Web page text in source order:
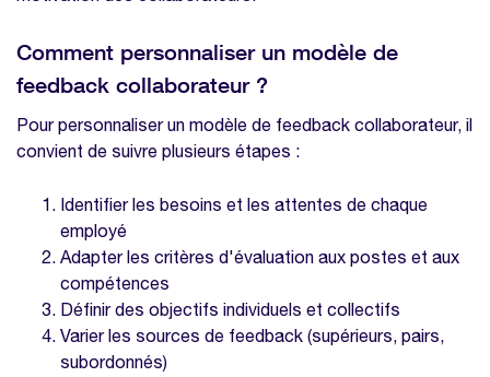
Comment personnaliser un modèle de
feedback collaborateur ?
Pour personnaliser un modèle de feedback collaborateur, il
convient de suivre plusieurs étapes :
Identifier les besoins et les attentes de chaque
employé
Adapter les critères d'évaluation aux postes et aux
compétences
Définir des objectifs individuels et collectifs
Varier les sources de feedback (supérieurs, pairs,
subordonnés)